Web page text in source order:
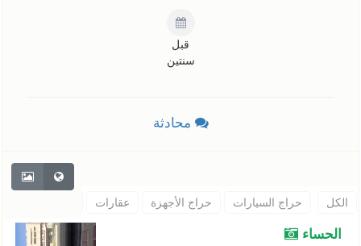
قبل
سنتين
محادثة
الكل حراج السيارات حراج الأجهزة عقارات
الحساء